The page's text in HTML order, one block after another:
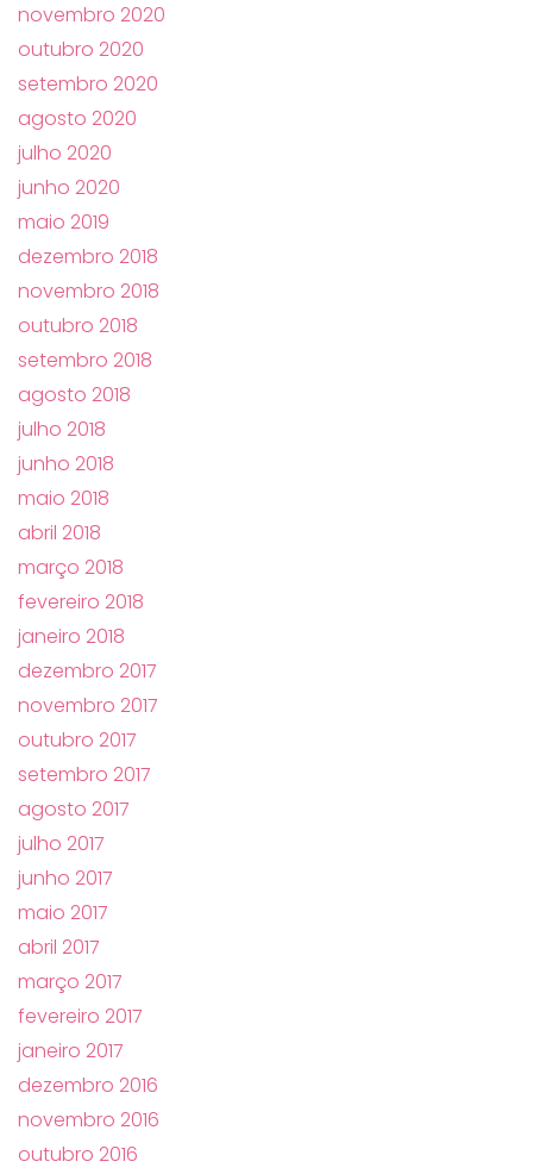
novembro 2020
outubro 2020
setembro 2020
agosto 2020
julho 2020
junho 2020
maio 2019
dezembro 2018
novembro 2018
outubro 2018
setembro 2018
agosto 2018
julho 2018
junho 2018
maio 2018
abril 2018
março 2018
fevereiro 2018
janeiro 2018
dezembro 2017
novembro 2017
outubro 2017
setembro 2017
agosto 2017
julho 2017
junho 2017
maio 2017
abril 2017
março 2017
fevereiro 2017
janeiro 2017
dezembro 2016
novembro 2016
outubro 2016